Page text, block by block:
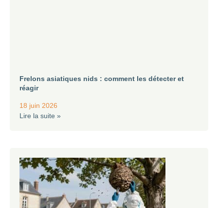
Frelons asiatiques nids : comment les détecter et
réagir
18 juin 2026
Lire la suite »